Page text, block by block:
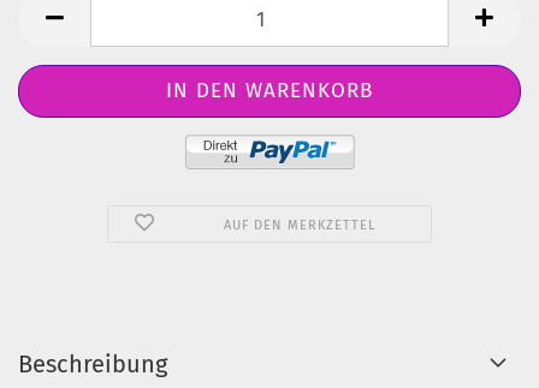
AUF DEN MERKZETTEL
Beschreibung